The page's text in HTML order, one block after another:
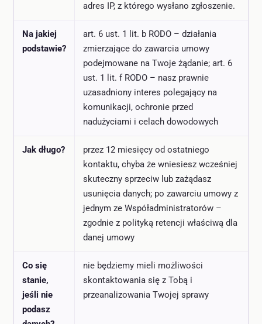
adres IP, z którego wysłano zgłoszenie.
Na jakiej
podstawie?
art. 6 ust. 1 lit. b RODO – działania
zmierzające do zawarcia umowy
podejmowane na Twoje żądanie; art. 6
ust. 1 lit. f RODO – nasz prawnie
uzasadniony interes polegający na
komunikacji, ochronie przed
nadużyciami i celach dowodowych
Jak długo?
przez 12 miesięcy od ostatniego
kontaktu, chyba że wniesiesz wcześniej
skuteczny sprzeciw lub zażądasz
usunięcia danych; po zawarciu umowy z
jednym ze Współadministratorów –
zgodnie z polityką retencji właściwą dla
danej umowy
Co się
stanie,
jeśli nie
podasz
nie będziemy mieli możliwości
skontaktowania się z Tobą i
przeanalizowania Twojej sprawy